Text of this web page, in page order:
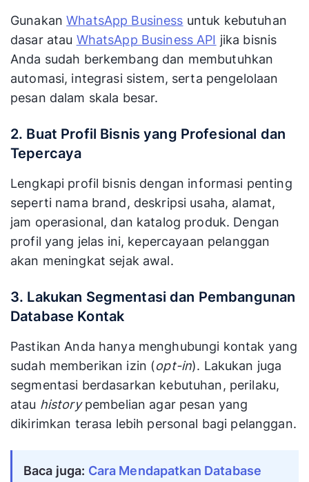
GunakanWhatsApp Business untuk kebutuhan
dasar atau WhatsApp Business API jika bisnis
Anda sudah berkembang dan membutuhkan
automasi, integrasi sistem, serta pengelolaan
pesan dalam skala besar.
2. Buat Profil Bisnis yang Profesional dan
Tepercaya
Lengkapi profil bisnis dengan informasi penting
seperti nama brand, deskripsi usaha, alamat,
jam operasional, dan katalog produk. Dengan
profil yang jelas ini, kepercayaan pelanggan
akan meningkat sejak awal.
3. Lakukan Segmentasi dan Pembangunan
Database Kontak
Pastikan Anda hanya menghubungi kontak yang
sudah memberikan izin (opt-in). Lakukan juga
segmentasi berdasarkan kebutuhan, perilaku,
atau historypembelian agar pesan yang
dikirimkan terasa lebih personal bagi pelanggan.
Baca juga: Cara Mendapatkan Database